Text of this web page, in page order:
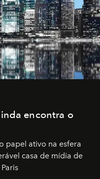
encontra o
papel ativo na esfera
casa de mídia de